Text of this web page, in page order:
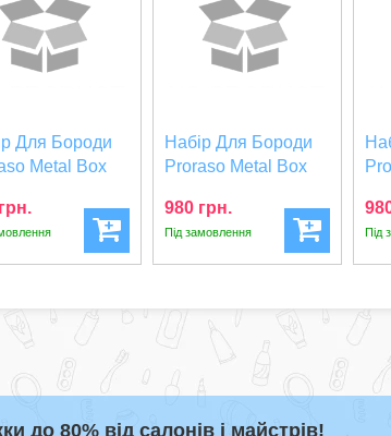
Для Бороди
Metal Box
Набір Для Бороди
Proraso Metal Box
980 грн.
Під замовлення Під
до 80% від салонів і майстрів!